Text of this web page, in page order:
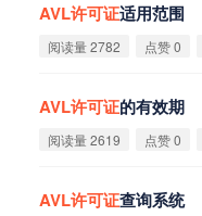
AVL许可证适用范围
阅读量 2782 点赞 0
AVL许可证的有效期
阅读量 2619 点赞 0
AVL许可证查询系统